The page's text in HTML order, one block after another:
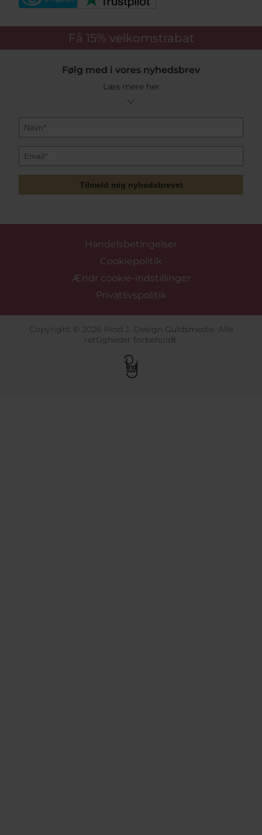
Få 15% velkomstrabat
Følg med i vores nyhedsbrev
Læs mere her
Tilmeld mig nyhedsbrevet
Handelsbetingelser
Cookiepolitik
Ændr cookie-indstillinger
Privatlivspolitik
Copyright © 2026 Pind J. Design Guldsmedie. Alle
rettigheder forbeholdt.